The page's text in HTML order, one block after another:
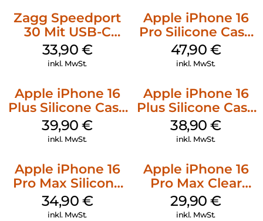
Zagg Speedport
30 Mit USB-C
Kabel Weiß
33,90 €
inkl. MwSt.
Apple iPhone 16
Pro Silicone Case
MagSafe Denim
47,90 €
inkl. MwSt.
Apple iPhone 16
Plus Silicone Case
MagSafe Plum
39,90€
inkl. MwSt.
Apple iPhone 16
Plus Silicone Case
MagSafe Denim
38,90€
inkl. MwSt.
Apple iPhone 16
Pro Max Silicone
Case MagSafe
Denim
34,90 €
inkl. MwSt.
Apple iPhone 16
Pro Max Clear
Case MagSafe
Transparent
29,90€
inkl. MwSt.